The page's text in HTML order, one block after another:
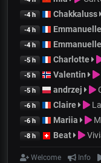
-4 h Chakkaluss
-4 h Emmanuelle
-4 h Emmanuelle
-5 h Charlotte
-5 h Valentin
-5 h andrzej
-6 h Claire
-6 h Mariia
-8 h Beat
Welcome Info